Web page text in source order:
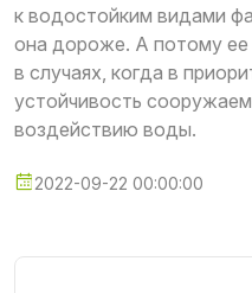
к водостойким видами
она дороже. А потому ее
в случаях, когда в
устойчивость
воздействию воды.
2022-09-22 00:00:00